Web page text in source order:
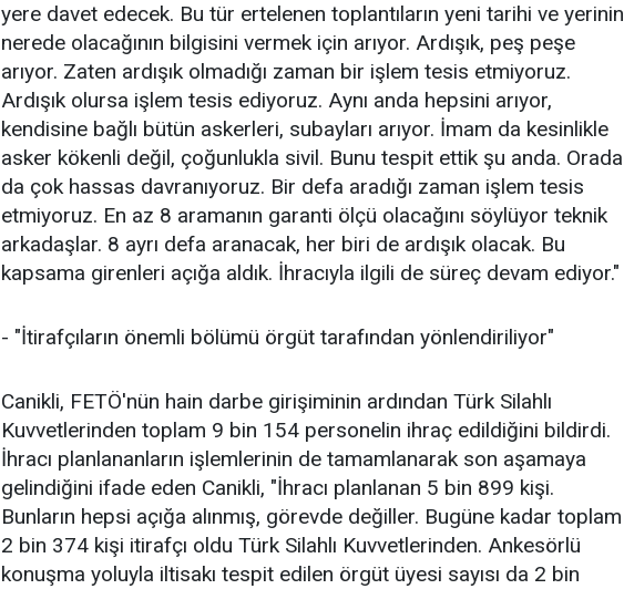
yere davet edecek. Bu tür ertelenen toplantıların yeni tarihi ve yerinin
nerede olacağının bilgisini vermek için arıyor. Ardışık, peş peşe
arıyor. Zaten ardışık olmadığı zaman bir işlem tesis etmiyoruz.
Ardışık olursa işlem tesis ediyoruz. Aynı anda hepsini arıyor,
kendisine bağlı bütün askerleri, subayları arıyor. İmam da kesinlikle
asker kökenli değil, çoğunlukla sivil. Bunu tespit ettik şu anda. Orada
da çok hassas davranıyoruz. Bir defa aradığı zaman işlem tesis
etmiyoruz. En az 8 aramanın garanti ölçü olacağını söylüyor teknik
arkadaşlar. 8 ayrı defa aranacak, her biri de ardışık olacak. Bu
kapsama girenleri açığa aldık. İhracıyla ilgili de süreç devam ediyor."
- "İtirafçıların önemli bölümü örgüt tarafından yönlendiriliyor"
Canikli, FETÖ'nün hain darbe girişiminin ardından Türk Silahlı
Kuvvetlerinden toplam 9 bin 154 personelin ihraç edildiğini bildirdi.
İhracı planlananların işlemlerinin de tamamlanarak son aşamaya
gelindiğini ifade eden Canikli, "İhracı planlanan 5 bin 899 kişi.
Bunların hepsi açığa alınmış, görevde değiller. Bugüne kadar toplam
2 bin 374 kişi itirafçı oldu Türk Silahlı Kuvvetlerinden. Ankesörlü
konuşma yoluyla iltisakı tespit edilen örgüt üyesi sayısı da 2 bin